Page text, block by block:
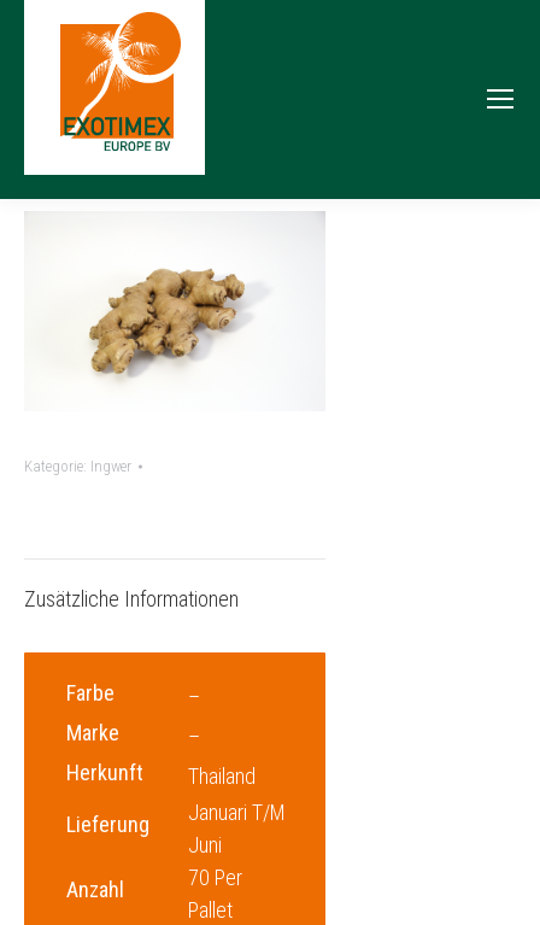
Kategorie: Ingwer
Zusätzliche Informationen
Farbe
–
Marke
–
Herkunft
Thailand
Lieferung
Januari T/m
Juni
Anzahl
70 Per
Pallet